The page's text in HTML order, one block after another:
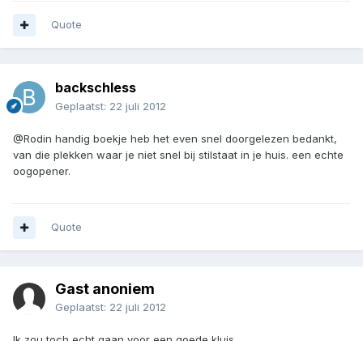
Quote
backschless
Geplaatst: 22 juli 2012
@Rodin handig boekje heb het even snel doorgelezen bedankt,
van die plekken waar je niet snel bij stilstaat in je huis. een echte
oogopener.
Quote
Gast anoniem
Geplaatst: 22 juli 2012